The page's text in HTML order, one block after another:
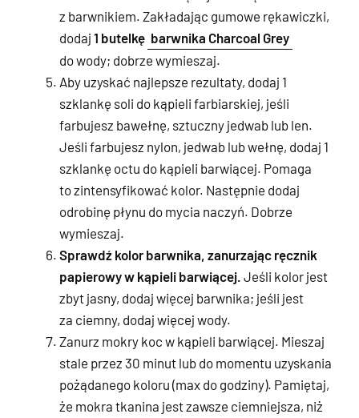
z barwnikiem. Zakładając gumowe rękawiczki,
dodaj 1 butelkę barwnika Charcoal Grey
do wody; dobrze wymieszaj.
Aby uzyskać najlepsze rezultaty, dodaj 1
szklankę soli do kąpieli farbiarskiej, jeśli
farbujesz bawełnę, sztuczny jedwab lub len.
Jeśli farbujesz nylon, jedwab lub wełnę, dodaj 1
szklankę octu do kąpieli barwiącej. Pomaga
to zintensyfikować kolor. Następnie dodaj
odrobinę płynu do mycia naczyń. Dobrze
wymieszaj.
Sprawdź kolor barwnika, zanurzając ręcznik
papierowy w kąpieli barwiącej. Jeśli kolor jest
zbyt jasny, dodaj więcej barwnika; jeśli jest
za ciemny, dodaj więcej wody.
Zanurz mokry koc w kąpieli barwiącej. Mieszaj
stale przez 30 minut lub do momentu uzyskania
pożądanego koloru (max do godziny). Pamiętaj,
że mokra tkanina jest zawsze ciemniejsza, niż